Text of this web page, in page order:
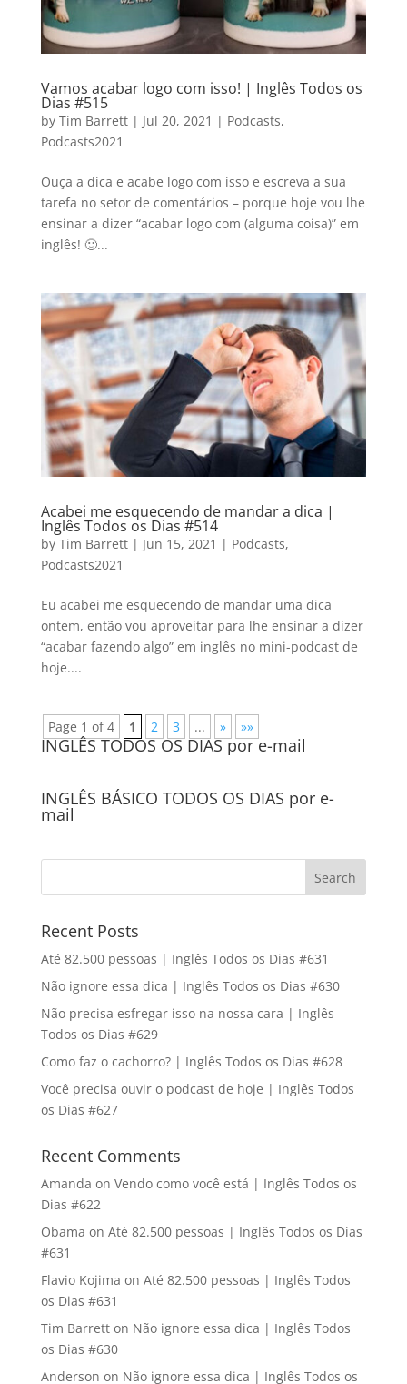
Vamos acabar logo com isso! | Inglês Todos os
Dias #515
by Tim Barrett| Jul 20, 2021 | Podcasts,
Podcasts2021
Ouça a dica e acabe logo com isso e escreva a sua
tarefa no setor de comentários – porque hoje vou lhe
ensinar a dizer “acabar logo com (alguma coisa)” em
inglês! 🙂...
Acabei me esquecendo de mandar a dica |
Inglês Todos os Dias #514
by Tim Barrett| Jun 15, 2021 | Podcasts,
Podcasts2021
Eu acabei me esquecendo de mandar uma dica
ontem, então vou aproveitar para lhe ensinar a dizer
“acabar fazendo algo” em inglês no mini-podcast de
hoje....
Page 1 of 4 1 2 3 ... » »»
INGLÊS TODOS OS DIAS por e-mail
INGLÊS BÁSICO TODOS OS DIAS por e-
mail
Recent Posts
Até 82.500 pessoas | Inglês Todos os Dias #631
Não ignore essa dica | Inglês Todos os Dias #630
Não precisa esfregar isso na nossa cara | Inglês
Todos os Dias #629
Como faz o cachorro? | Inglês Todos os Dias #628
Você precisa ouvir o podcast de hoje | Inglês Todos
os Dias #627
Recent Comments
Amanda on Vendo como você está | Inglês Todos os
Dias #622
Obama on Até 82.500 pessoas | Inglês Todos os Dias
#631
Flavio Kojima on Até 82.500 pessoas | Inglês Todos
os Dias #631
Tim Barretton Não ignore essa dica | Inglês Todos
os Dias #630
Anderson on Não ignore essa dica | Inglês Todos os